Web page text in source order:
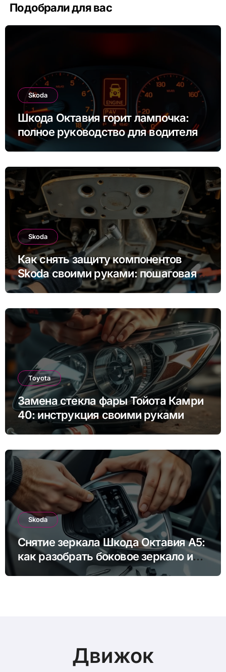
Подобрали для вас
Skoda
Шкода Октавия горит лампочка:
полное руководство для водителя
Skoda
Как снять защиту компонентов
Skoda своими руками: пошаговая
инструкция для Rapid, Octavia и
Toyota
Замена стекла фары Тойота Камри
40: инструкция своими руками
Skoda
Снятие зеркала Шкода Октавия А5:
как разобрать боковое зеркало и
снять зеркальный элемент своими
Движок